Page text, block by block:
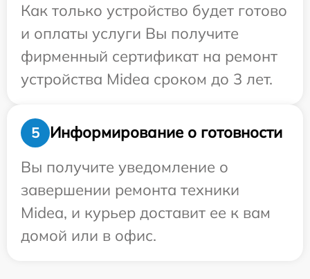
Как только устройство будет готово
и оплаты услуги Вы получите
фирменный сертификат на ремонт
устройства Midea сроком до 3 лет.
5
Информирование о готовности
Вы получите уведомление о
завершении ремонта техники
Midea, и курьер доставит ее к вам
домой или в офис.